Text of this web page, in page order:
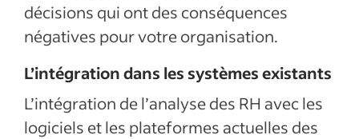
décisions qui ont des conséquences
négatives pour votre organisation.
L’intégration dans les systèmes existants
L’intégration de l’analyse des RH avec les
logiciels et les plateformes actuelles des